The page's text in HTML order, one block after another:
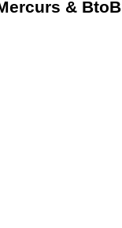
& BtoB